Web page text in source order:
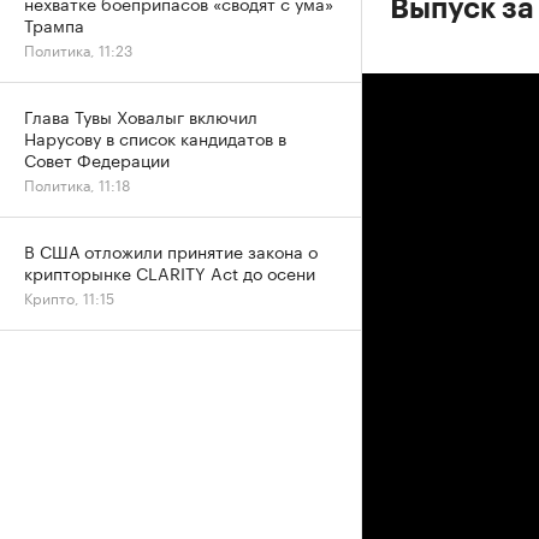
Выпуск
Трампа
Политика, 11:23
Глава Тувы Ховалыг включил
Нарусову в список кандидатов в
Совет Федерации
Политика, 11:18
В США отложили принятие закона о
крипторынке CLARITY Act до осени
Крипто, 11:15